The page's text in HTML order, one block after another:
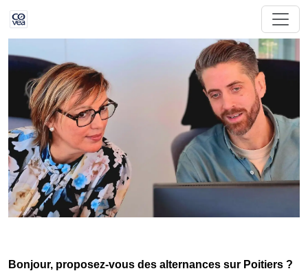
Bonjour, proposez-vous des alternances sur Poitiers ?